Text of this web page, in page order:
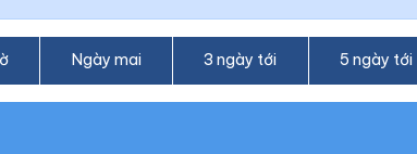
Ngày mai 3 ngày tới 5 ngày tới